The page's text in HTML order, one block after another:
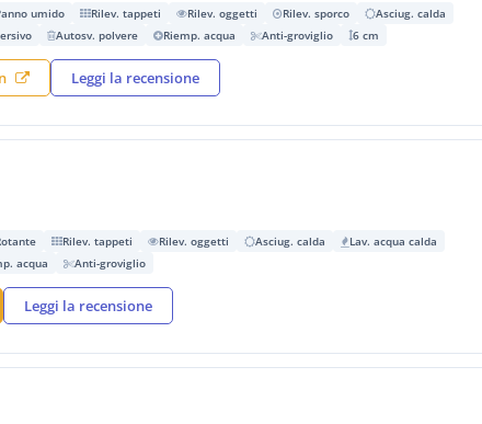
umido Rilev. tappeti Rilev. oggetti Rilev. sporco
Asciug. calda
Autosv. polvere Riemp. acqua Anti-groviglio 6 cm
Leggi la recensione
Rilev. tappeti Rilev. oggetti Asciug. calda
Lav. acqua calda
acqua Anti-groviglio
Leggi la recensione